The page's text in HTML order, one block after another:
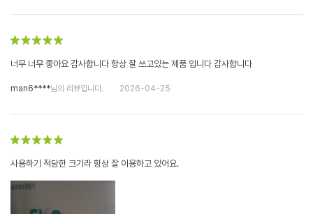
너무 너무 좋아요 감사합니다 항상 잘 쓰고있는 제품 입니다 감사합니다
man6****님의 리뷰입니다. 2026-04-25
사용하기 적당한 크기라 항상 잘 이용하고 있어요.